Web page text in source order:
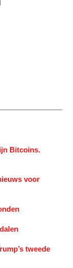
Bitcoins.
voor
tweede